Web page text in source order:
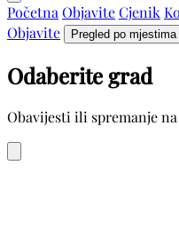
Početna ObjaviteCjenik
Objavite
Pregled po mjestima
Odaberite grad
Obavijesti ili spremanje